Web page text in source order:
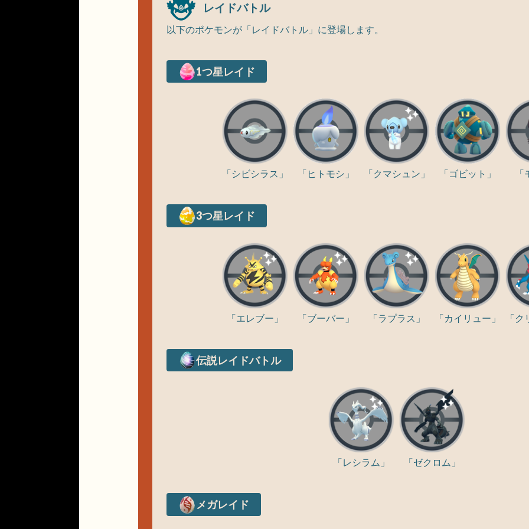
レイドバトル
以下のポケモンが「レイドバトル」に登場します。
1つ星レイド
「シビシラス」 「ヒトモシ」 「クマシュン」 「ゴビット」
3つ星レイド
「エレブー」 「ブーバー」 「ラプラス」 「カイリュー」 「
伝説レイドバトル
「レシラム」 「ゼクロム」
メガレイド